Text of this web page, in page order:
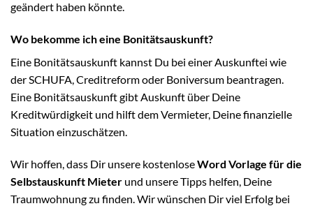
geändert haben könnte.
Wo bekomme ich eine Bonitätsauskunft?
Eine Bonitätsauskunft kannst Du bei einer Auskunftei wie
der SCHUFA, Creditreform oder Boniversum beantragen.
Eine Bonitätsauskunft gibt Auskunft über Deine
Kreditwürdigkeit und hilft dem Vermieter, Deine finanzielle
Situation einzuschätzen.
Wir hoffen, dass Dir unsere kostenloseWord Vorlage für die
Selbstauskunft Mieter und unsere Tipps helfen, Deine
Traumwohnung zu finden. Wir wünschen Dir viel Erfolg bei